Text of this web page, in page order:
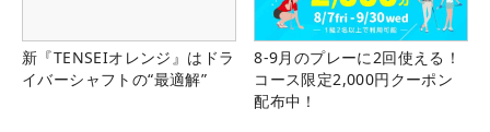
新『TENSEIオレンジ』はドラ
イバーシャフトの“最適解”
8-9月のプレーに2回使える！
コース限定2,000円クーポン
配布中！